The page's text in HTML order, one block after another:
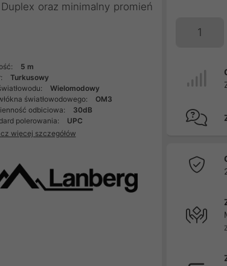
oraz minimalny promień
5 m
Turkusowy
Wielomodowy
światłowodowego:
OM3
odbiciowa:
30dB
polerowania:
UPC
więcej szczegółów